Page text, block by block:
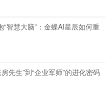
“智慧大脑”：金蝶AI星辰如何重
先生”到“企业军师”的进化密码